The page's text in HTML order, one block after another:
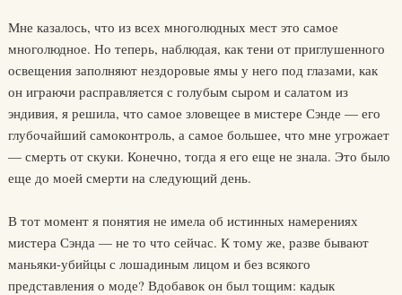
Мне казалось, что из всех многолюдных мест это самое
многолюдное. Но теперь, наблюдая, как тени от приглушенного
освещения заполняют нездоровые ямы у него под глазами, как
он играючи расправляется с голубым сыром и салатом из
эндивия, я решила, что самое зловещее в мистере Сэнде — его
глубочайший самоконтроль, а самое большее, что мне угрожает
— смерть от скуки. Конечно, тогда я его еще не знала. Это было
еще до моей смерти на следующий день.
В тот момент я понятия не имела об истинных намерениях
мистера Сэнда — не то что сейчас. К тому же, разве бывают
маньяки-убийцы с лошадиным лицом и без всякого
представления о моде? Вдобавок он был тощим: кадык